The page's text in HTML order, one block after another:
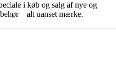
i køb og salg af nye og
– alt uanset mærke.